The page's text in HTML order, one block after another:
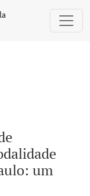
acústico na
um